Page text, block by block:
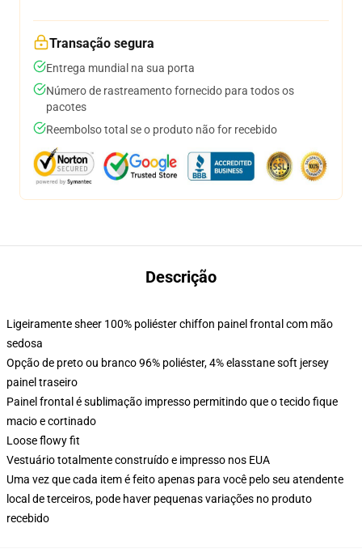
Transação segura
Entrega mundial na sua porta
Número de rastreamento fornecido para todos os
pacotes
Reembolso total se o produto não for recebido
Descrição
Ligeiramente sheer 100% poliéster chiffon painel frontal com mão
sedosa
Opção de preto ou branco 96% poliéster, 4% elasstane soft jersey
painel traseiro
Painel frontal é sublimação impresso permitindo que o tecido fique
macio e cortinado
Loose flowy fit
Vestuário totalmente construído e impresso nos EUA
Uma vez que cada item é feito apenas para você pelo seu atendente
local de terceiros, pode haver pequenas variações no produto
recebido